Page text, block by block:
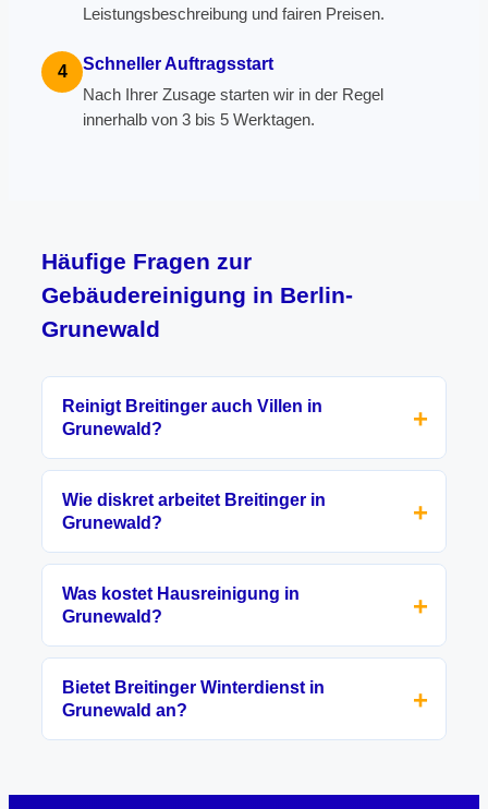
Leistungsbeschreibung und fairen Preisen.
4 Schneller Auftragsstart
Nach Ihrer Zusage starten wir in der Regel
innerhalb von 3 bis 5 Werktagen.
Häufige Fragen zur
Gebäudereinigung in Berlin-
Grunewald
Reinigt Breitinger auch Villen in
Grunewald?
Wie diskret arbeitet Breitinger in
Grunewald?
Was kostet Hausreinigung in
Grunewald?
Bietet Breitinger Winterdienst in
Grunewald an?